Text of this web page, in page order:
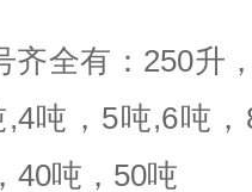
全有： 250升
,4吨， 5吨,6吨，
40吨， 50吨